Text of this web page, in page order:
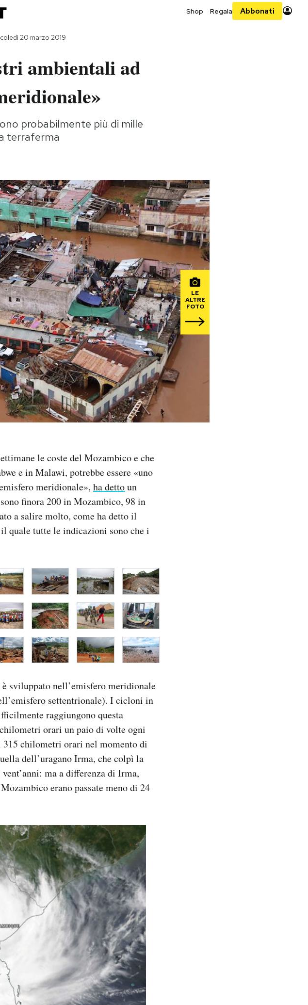
Shop Regala Abbonati
20 marzo 2019
ambientali ad
probabilmente più di mille
terraferma
LE
ALTRE
FOTO
le coste del Mozambico e che
e in Malawi, potrebbe essere «uno
meridionale», ha dettoun
finora 200 in Mozambico, 98 in
a salire molto, come ha detto il
quale tutte le indicazioni sono che i
sviluppato nell’emisfero meridionale
settentrionale). I cicloni in
raggiungono questa
orari un paio di volte ogni
315 chilometri orari nel momento di
dell’uragano Irma, che colpì la
ma a differenza di Irma,
erano passate meno di 24